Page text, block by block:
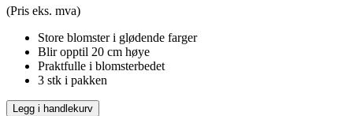
(Pris eks. mva)
Store blomster i glødende farger
Blir opptil 20 cm høye
Praktfulle i blomsterbedet
3 stk i pakken
Legg i handlekurv